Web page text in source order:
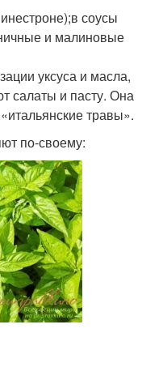
соусы
и малиновые
уксуса и масла,
салаты и пасту. Она
травы».
по-своему: